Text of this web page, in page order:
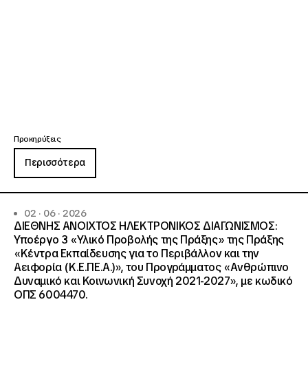
Προκηρύξεις
Περισσότερα
02 · 06 · 2026
ΔΙΕΘΝΗΣ ΑΝΟΙΧΤΟΣ ΗΛΕΚΤΡΟΝΙΚΟΣ ΔΙΑΓΩΝΙΣΜΟΣ:
Υποέργο 3 «Υλικό Προβολής της Πράξης» της Πράξης
«Κέντρα Εκπαίδευσης για το Περιβάλλον και την
Αειφορία (Κ.Ε.ΠΕ.Α.)», του Προγράμματος «Ανθρώπινο
Δυναμικό και Κοινωνική Συνοχή 2021-2027», με κωδικό
ΟΠΣ 6004470.